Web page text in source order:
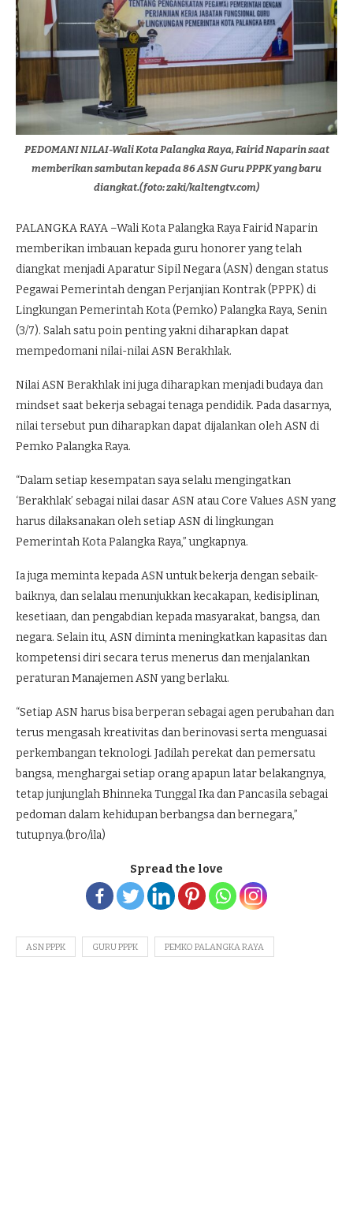
PEDOMANI NILAI-Wali Kota Palangka Raya, Fairid Naparin saat
memberikan sambutan kepada 86 ASN Guru PPPK yang baru
diangkat.(foto: zaki/kaltengtv.com)
PALANGKA RAYA –Wali Kota Palangka Raya Fairid Naparin
memberikan imbauan kepada guru honorer yang telah
diangkat menjadi Aparatur Sipil Negara (ASN) dengan status
Pegawai Pemerintah dengan Perjanjian Kontrak (PPPK) di
Lingkungan Pemerintah Kota (Pemko) Palangka Raya, Senin
(3/7). Salah satu poin penting yakni diharapkan dapat
mempedomani nilai-nilai ASN Berakhlak.
Nilai ASN Berakhlak ini juga diharapkan menjadi budaya dan
mindset saat bekerja sebagai tenaga pendidik. Pada dasarnya,
nilai tersebut pun diharapkan dapat dijalankan oleh ASN di
Pemko Palangka Raya.
“Dalam setiap kesempatan saya selalu mengingatkan
‘Berakhlak’ sebagai nilai dasar ASN atau Core Values ASN yang
harus dilaksanakan oleh setiap ASN di lingkungan
Pemerintah Kota Palangka Raya,” ungkapnya.
Ia juga meminta kepada ASN untuk bekerja dengan sebaik-
baiknya, dan selalau menunjukkan kecakapan, kedisiplinan,
kesetiaan, dan pengabdian kepada masyarakat, bangsa, dan
negara. Selain itu, ASN diminta meningkatkan kapasitas dan
kompetensi diri secara terus menerus dan menjalankan
peraturan Manajemen ASN yang berlaku.
“Setiap ASN harus bisa berperan sebagai agen perubahan dan
terus mengasah kreativitas dan berinovasi serta menguasai
perkembangan teknologi. Jadilah perekat dan pemersatu
bangsa, menghargai setiap orang apapun latar belakangnya,
tetap junjunglah Bhinneka Tunggal Ika dan Pancasila sebagai
pedoman dalam kehidupan berbangsa dan bernegara,”
tutupnya.(bro/ila)
Spread the love
ASN PPPK GURU PPPK PEMKO PALANGKA RAYA